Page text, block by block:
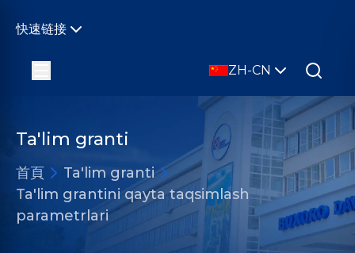
快速链接
ZH-CN
Ta'lim granti
首頁
Ta'lim granti
Ta'lim grantini qayta taqsimlash
parametrlari